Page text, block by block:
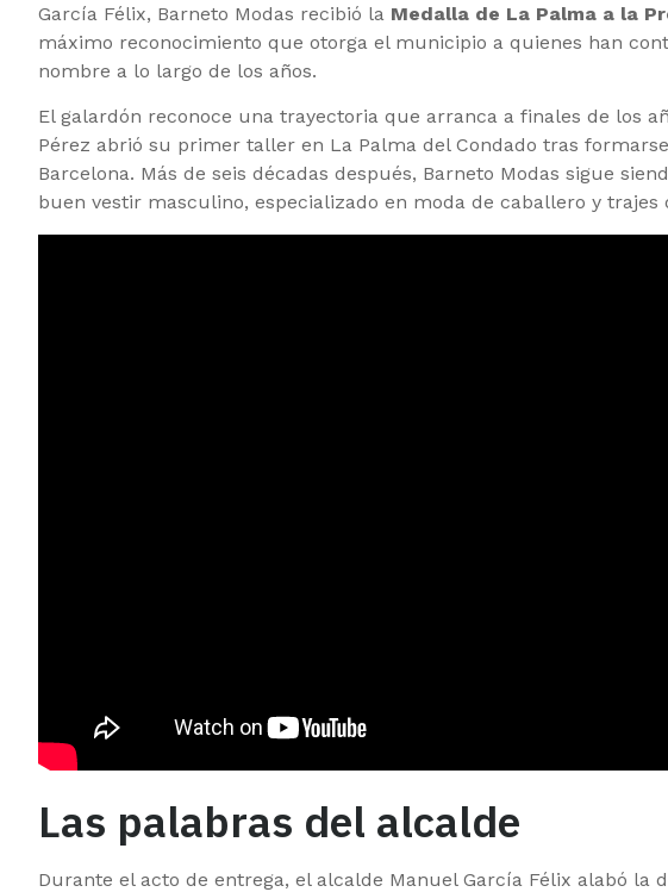
García Félix, Barneto Modas recibió la Medalla de La Palma a la
máximo reconocimiento que otorga el municipio a quienes han
nombre a lo largo de los años.
El galardón reconoce una trayectoria que arranca a finales de los
Pérez abrió su primer taller en La Palma del Condado tras
Barcelona. Más de seis décadas después, Barneto Modas sigue
buen vestir masculino, especializado en moda de caballero y trajes
Las palabras del alcalde
Durante el acto de entrega, el alcalde Manuel García Félix alabó la